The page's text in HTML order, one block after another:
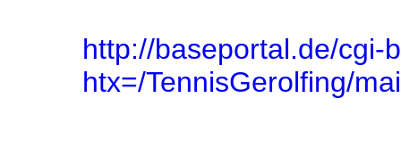
http://baseportal.de/cgi-
htx=/TennisGerolfing/